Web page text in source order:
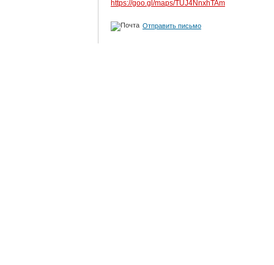
https://goo.gl/maps/TUJ4NnxhTAm
Отправить письмо